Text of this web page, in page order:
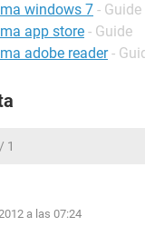
windows 7 - Guide
app store - Guide
adobe reader -
1
a las 07:24